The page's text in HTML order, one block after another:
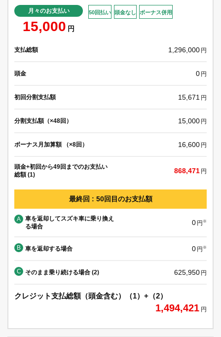
月々のお支払い
15,000 円
50回払い 頭金なし ボーナス併用
支払総額 1,296,000 円
頭金 0 円
初回分割支払額 15,671 円
分割支払額（×48回） 15,000 円
ボーナス月加算額 （×8回） 16,600 円
頭金+初回から49回までのお支払い
総額 (1)
868,471 円
最終回 : 50回目のお支払額
A
車を返却してスズキ車に乗り換え
る場合
0 円 ※
B 車を返却する場合 0 円 ※
C そのまま乗り続ける場合 (2) 625,950 円
クレジット支払総額（頭金含む）（1）+（2）
1,494,421 円